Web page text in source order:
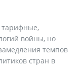
войны, но
темпов
стран в